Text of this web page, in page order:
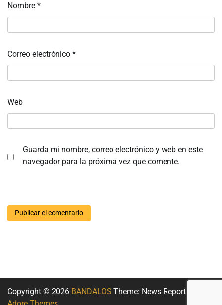
Nombre *
Correo electrónico *
Web
Guarda mi nombre, correo electrónico y web en este
navegador para la próxima vez que comente.
Copyright © 2026 BANDALOS Theme: News Report By
Adore Themes